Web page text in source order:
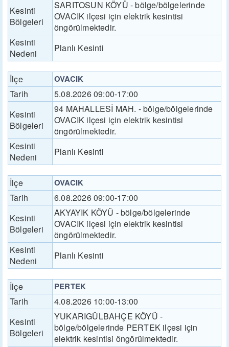
Kesinti
Bölgeleri
SARITOSUN KÖYÜ - bölge/bölgelerinde
OVACIK ilçesi için elektrik kesintisi
öngörülmektedir.
Kesinti
Nedeni
Planlı Kesinti
İlçe OVACIK
Tarih
5.08.2026 09:00-17:00
Kesinti
Bölgeleri
94 MAHALLESİ MAH. - bölge/bölgelerinde
OVACIK ilçesi için elektrik kesintisi
öngörülmektedir.
Kesinti
Nedeni
Planlı Kesinti
İlçe OVACIK
Tarih
6.08.2026 09:00-17:00
Kesinti
Bölgeleri
AKYAYIK KÖYÜ - bölge/bölgelerinde
OVACIK ilçesi için elektrik kesintisi
öngörülmektedir.
Kesinti
Nedeni
Planlı Kesinti
İlçe PERTEK
Tarih
4.08.2026 10:00-13:00
Kesinti
Bölgeleri
YUKARIGÜLBAHÇE KÖYÜ -
bölge/bölgelerinde PERTEK ilçesi için
elektrik kesintisi öngörülmektedir.